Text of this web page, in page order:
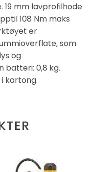
19 mm lavprofilhode
108 Nm maks
er
som
og
batteri: 0,8 kg.
kartong.